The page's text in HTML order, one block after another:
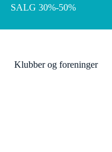
SALG 30%-50%
Klubber og foreninger